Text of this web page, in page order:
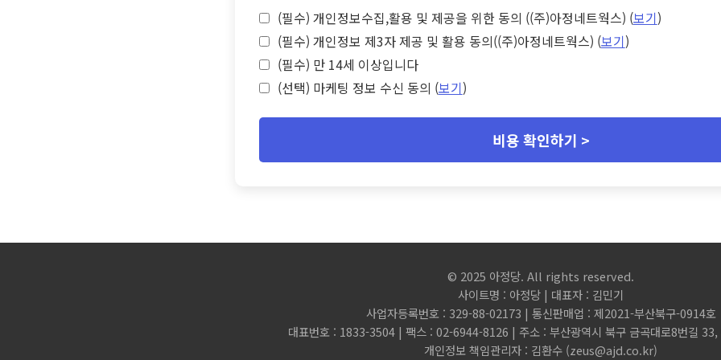
(필수) 개인정보수집,활용 및 제공을 위한 동의 ((주)아정네트웍스) (보기)
(필수) 개인정보 제3자 제공 및 활용 동의((주)아정네트웍스) (보기)
(필수) 만 14세 이상입니다
(선택) 마케팅 정보 수신 동의 (보기)
비용 확인하기 >
© 2025 아정당. All rights reserved.
사이트명 : 아정당 | 대표자 : 김민기
사업자등록번호 : 329-88-02173 | 통신판매업 : 제2021-부산북구-0914호
대표번호 : 1833-3504 | 팩스 : 02-6944-8126 | 주소 : 부산광역시 북구 금곡대로8번길 33,
개인정보 책임관리자 : 김환수 (zeus@ajd.co.kr)